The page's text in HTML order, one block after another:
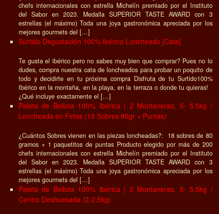
chefs internacionales con estrella Michelín premiado por el Instituto
del Sabor en 2023. Medalla SUPERIOR TASTE AWARD con 3
estrellas (el máximo) Toda una joya gastronómica apreciada por los
mejores gourmets del […]
Surtido Degustación 100% Ibérico Loncheado [Cata]
Te gusta el ibérico pero no sabes muy bien que comprar? Pues no lo
dudes, compra nuestra cata de loncheados para probar un poquito de
todo y decidirte en tu próxima compra Disfruta de tu Surtido100%
Ibérico en la montaña, en la playa, en la terraza o donde tu quieras!
¿Qué incluye exactamente el […]
Paleta de Bellota 100% Ibérica | 2 Montaneras, 5- 5.5kg /
Loncheada en Fetas (19 Sobres 80gr + Puntas)
¿Cuántos Sobres vienen en las piezas loncheadas?: 18 sobres de 80
gramos + 1 paquetitos de puntas Producto elegido por más de 200
chefs internacionales con estrella Michelín premiado por el Instituto
del Sabor en 2023. Medalla SUPERIOR TASTE AWARD con 3
estrellas (el máximo) Toda una joya gastronómica apreciada por los
mejores gourmets del […]
Paleta de Bellota 100% Ibérica | 2 Montaneras, 5- 5.5kg /
Centro Deshuesada (2-2.5kg)